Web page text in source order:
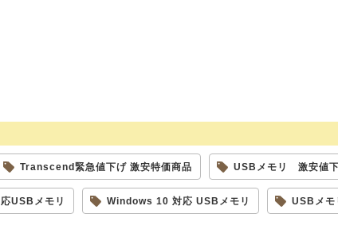
Transcend緊急値下げ 激安特価商品 USBメモリ 激安値
USBメモリ Windows 10 対応 USBメモリ USBメモ